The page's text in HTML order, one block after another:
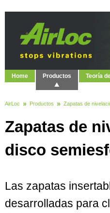
Home Productos Teoría
AirLoc Productos Zapatas de
Zapatas de
disco
Las zapatas
desarrolladas para